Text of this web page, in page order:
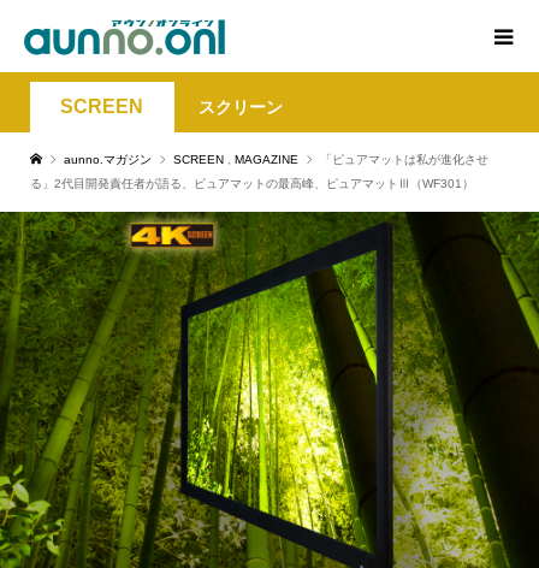
SCREEN スクリーン
aunno.マガジン SCREEN MAGAZINE
「ピュアマットは私が進化させ
る」2代目開発責任者が語る、ピュアマットの最高峰、ピュアマットⅢ（WF301）